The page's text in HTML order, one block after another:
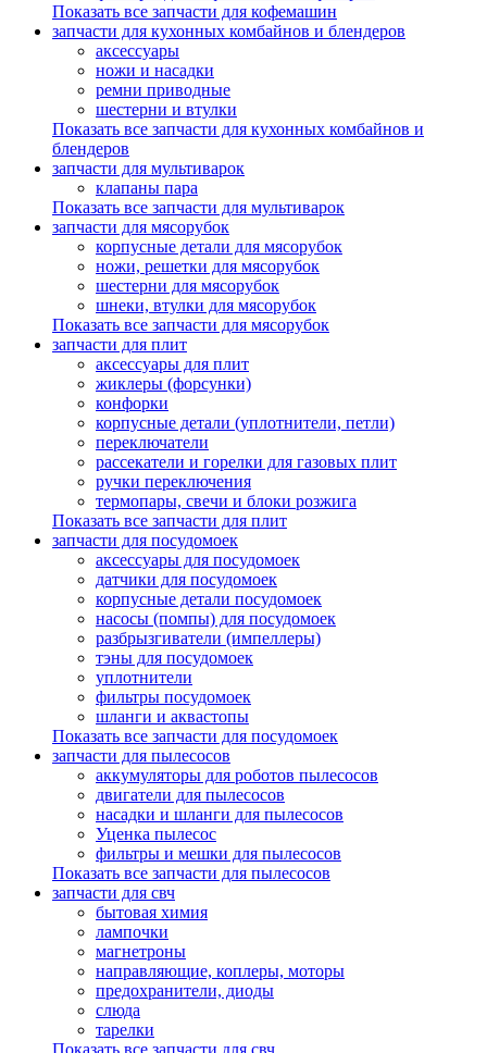
Показать все запчасти для кофемашин
запчасти для кухонных комбайнов и блендеров
аксессуары
ножи и насадки
ремни приводные
шестерни и втулки
Показать все запчасти для кухонных комбайнов и
блендеров
запчасти для мультиварок
клапаны пара
Показать все запчасти для мультиварок
запчасти для мясорубок
корпусные детали для мясорубок
ножи, решетки для мясорубок
шестерни для мясорубок
шнеки, втулки для мясорубок
Показать все запчасти для мясорубок
запчасти для плит
аксессуары для плит
жиклеры (форсунки)
конфорки
корпусные детали (уплотнители, петли)
переключатели
рассекатели и горелки для газовых плит
ручки переключения
термопары, свечи и блоки розжига
Показать все запчасти для плит
запчасти для посудомоек
аксессуары для посудомоек
датчики для посудомоек
корпусные детали посудомоек
насосы (помпы) для посудомоек
разбрызгиватели (импеллеры)
тэны для посудомоек
уплотнители
фильтры посудомоек
шланги и аквастопы
Показать все запчасти для посудомоек
запчасти для пылесосов
аккумуляторы для роботов пылесосов
двигатели для пылесосов
насадки и шланги для пылесосов
Уценка пылесос
фильтры и мешки для пылесосов
Показать все запчасти для пылесосов
запчасти для свч
бытовая химия
лампочки
магнетроны
направляющие, коплеры, моторы
предохранители, диоды
слюда
тарелки
Показать все запчасти для свч